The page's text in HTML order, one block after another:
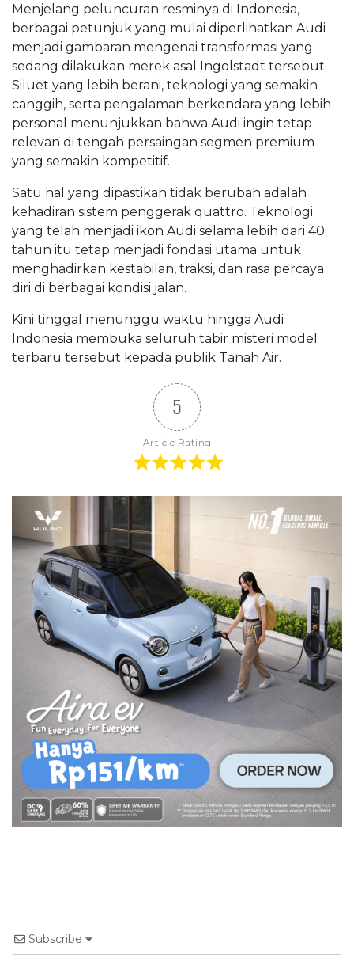
Menjelang peluncuran resminya di Indonesia,
berbagai petunjuk yang mulai diperlihatkan Audi
menjadi gambaran mengenai transformasi yang
sedang dilakukan merek asal Ingolstadt tersebut.
Siluet yang lebih berani, teknologi yang semakin
canggih, serta pengalaman berkendara yang lebih
personal menunjukkan bahwa Audi ingin tetap
relevan di tengah persaingan segmen premium
yang semakin kompetitif.
Satu hal yang dipastikan tidak berubah adalah
kehadiran sistem penggerak quattro. Teknologi
yang telah menjadi ikon Audi selama lebih dari 40
tahun itu tetap menjadi fondasi utama untuk
menghadirkan kestabilan, traksi, dan rasa percaya
diri di berbagai kondisi jalan.
Kini tinggal menunggu waktu hingga Audi
Indonesia membuka seluruh tabir misteri model
terbaru tersebut kepada publik Tanah Air.
5
Article Rating
Subscribe